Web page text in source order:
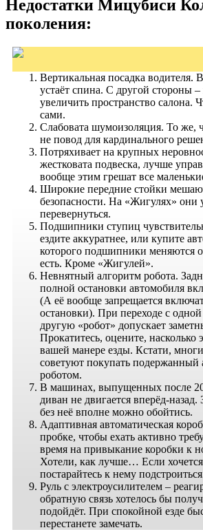
Недостатки Мицубиси
поколения:
Вертикальная посадка водителя.
устаёт спина. С другой стороны –
увеличить пространство салона.
сами.
Слабовата шумоизоляция. То же,
не повод для кардинального
Потряхивает на крупных
жестковата подвеска, лучше
вообще этим грешат все
Широкие передние стойки
безопасности. На «Жигулях» они
перевернуться.
Подшипники ступиц
ездите аккуратнее, или купите
которого подшипники меняются
есть. Кроме «Жигулей».
Невнятный алгоритм робота.
полной остановки автомобиля
(А её вообще запрещается
остановки). При переходе с одной
другую «робот» допускает
Прокатитесь, оцените, насколько
вашей манере езды. Кстати,
советуют покупать подержанный
роботом.
В машинах, выпущенных после
диван не двигается вперёд-
без неё вполне можно обойтись.
Адаптивная автоматическая
пробке, чтобы ехать активно
время на привыкание коробки к
Хотели, как лучше… Если хочется
постарайтесь к нему
Руль с электроусилителем –
обратную связь хотелось бы
подойдёт. При спокойной езде
перестанете замечать.